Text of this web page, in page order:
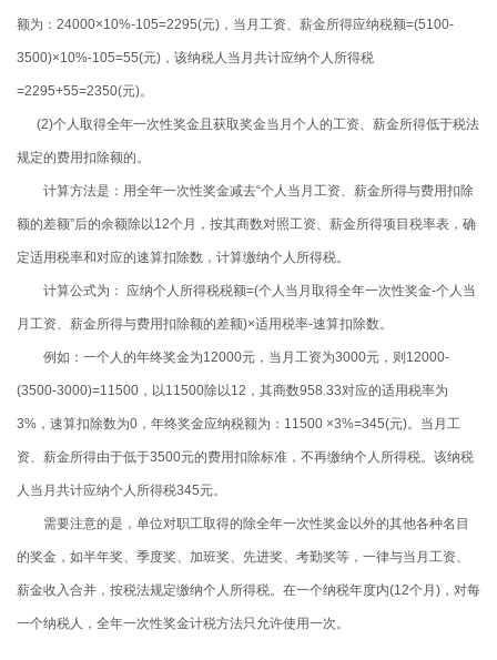
额为： 24000×10%-105=2295(元) ，当月工资、薪金所得应纳税额=(5100-
3500)×10%-105=55(元) ，该纳税人当月共计应纳个人所得税
=2295+55=2350(元)。
(2)个人取得全年一次性奖金且获取奖金当月个人的工资、薪金所得低于税法
规定的费用扣除额的。
计算方法是：用全年一次性奖金减去“个人当月工资、薪金所得与费用扣除
额的差额”后的余额除以 12个月，按其商数对照工资、薪金所得项目税率表，确
定适用税率和对应的速算扣除数，计算缴纳个人所得税。
计算公式为： 应纳个人所得税税额=(个人当月取得全年一次性奖金-个人当
月工资、薪金所得与费用扣除额的差额)×适用税率-速算扣除数。
例如：一个人的年终奖金为12000元，当月工资为3000元，则12000-
(3500-3000)=11500 ，以 11500除以 12 ，其商数958.33对应的适用税率为
3% ，速算扣除数为0 ，年终奖金应纳税额为： 11500 ×3%=345(元)。当月工
资、薪金所得由于低于3500元的费用扣除标准，不再缴纳个人所得税。该纳税
人当月共计应纳个人所得税345元。
需要注意的是 ，单位对职工取得的除全年一次性奖金以外的其他各种名目
的奖金，如半年奖、季度奖、加班奖、先进奖、考勤奖等，一律与当月工资、
薪金收入合并，按税法规定缴纳个人所得税。在一个纳税年度内(12个月) ，对每
一个纳税人，全年一次性奖金计税方法只允许使用一次。